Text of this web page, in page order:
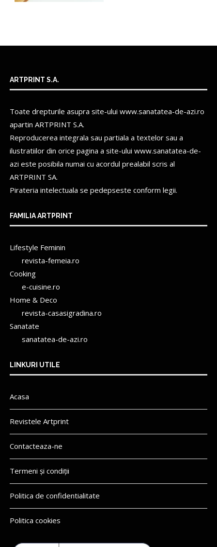
ARTPRINT S.A.
Toate drepturile asupra site-ului www.sanatatea-de-azi.ro
apartin ARTPRINT S.A.
Reproducerea integrala sau partiala a textelor sau a
ilustratiilor din orice pagina a site-ului www.sanatatea-de-
azi este posibila numai cu acordul prealabil scris al
ARTPRINT SA.
Pirateria intelectuala se pedepseste conform legii.
FAMILIA ARTPRINT
Lifestyle Feminin
revista-femeia.ro
Cooking
e-cuisine.ro
Home & Deco
revista-casasigradina.ro
Sanatate
sanatatea-de-azi.ro
LINKURI UTILE
Acasa
Revistele Artprint
Contacteaza-ne
Termeni și condiții
Politica de confidentialitate
Politica cookies